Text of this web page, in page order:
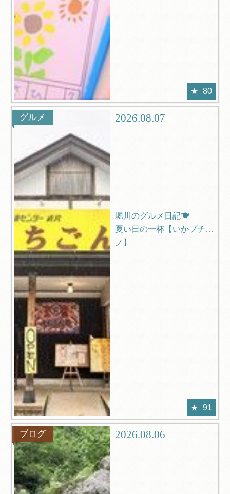
80
グルメ 2026.08.07
堀川のグルメ日記🍽️
夏い日の一杯【いかプチー
ノ】
91
ブログ 2026.08.06